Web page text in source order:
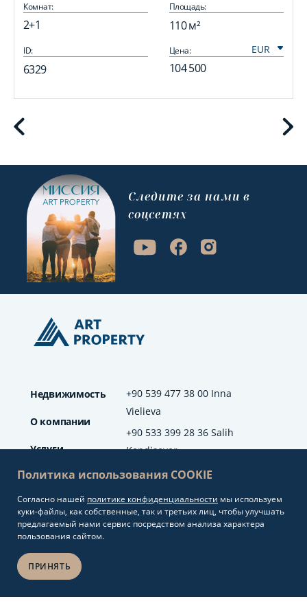
Комнат:
2+1
Площадь:
110 м²
ID:
6329
Цена:
104 500
+90 539 477 38 00 Inna
Vielieva
+90 533 399 28 36 Salih
Kendisever
info@artproperty.net
Mahmutlar Mah.
Недвижимость
О компании
Услуги
Отзывы
Блог
Cледите за нами в
соцсетях
Политика использования COOKIE
Согласно нашей политике конфиденциальности мы используем
куки-файлы, как собственные, так и третьих лиц, чтобы улучшать
предлагаемый нами сервис посредством анализа характера
пользования сайтом.
ПРИНЯТЬ